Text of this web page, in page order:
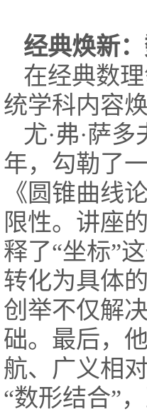
经典焕新
在经典数
统学科内容
尤·弗·萨
年，勾勒了
《圆锥曲线
限性。讲座
释了“坐标”
转化为具体
创举不仅解
础。最后，
航、广义相
“数形结合”